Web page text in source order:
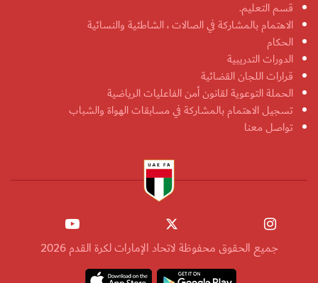
قسم التعليم.
الاهتمام بالمشاركة في الصالات ، الشاطئية والنسائية
الحكام
الدورات التدريبية
قرارات اللجان القضائية
الحملة التوعوية لقانون أمن الفاعليات الرياضية
تسجيل الاهتمام بالمشاركة في مسابقات الهواة والشباب
تواصل معنا
جميع الحقوق محفوظة لاتحاد الإمارات لكرة القدم 2026